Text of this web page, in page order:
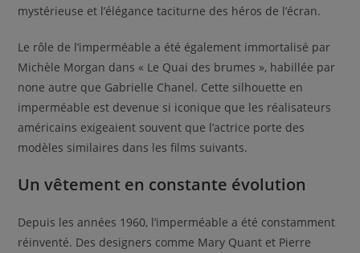
mystérieuse et l’élégance taciturne des héros de l’écran.
Le rôle de l’imperméable a été également immortalisé par
Michèle Morgan dans « Le Quai des brumes », habillée par
none autre que Gabrielle Chanel. Cette silhouette en
imperméable est devenue si iconique que les réalisateurs
américains exigeaient souvent que l’actrice porte des
modèles similaires dans les films suivants.
Un vêtement en constante évolution
Depuis les années 1960, l’imperméable a été constamment
réinventé. Des designers comme Mary Quant et Pierre